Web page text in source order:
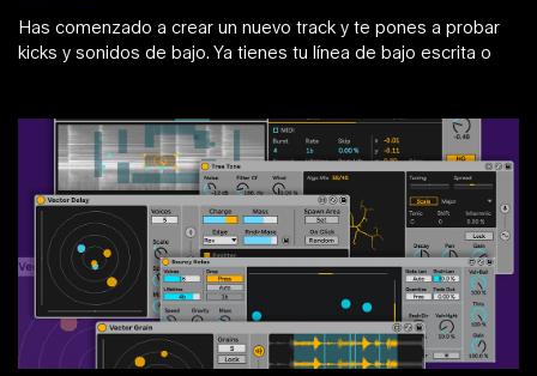
Has comenzado a crear un nuevo track y te pones a probar
kicks y sonidos de bajo. Ya tienes tu línea de bajo escrita o